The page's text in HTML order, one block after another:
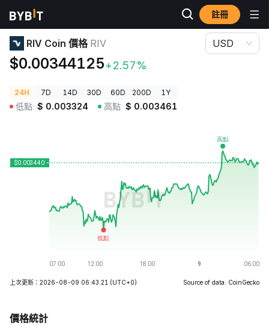
註冊
加密貨幣價格
RIV Coin 價格 RIV
$0.00344125+2.57%
USD
24H 7D 14D 30D 60D 200D 1Y
低點 $ 0.003324 高點 $ 0.003461
上次更新：2026-08-09 06:43:21 (UTC+0) Source of data: CoinGecko
價格統計